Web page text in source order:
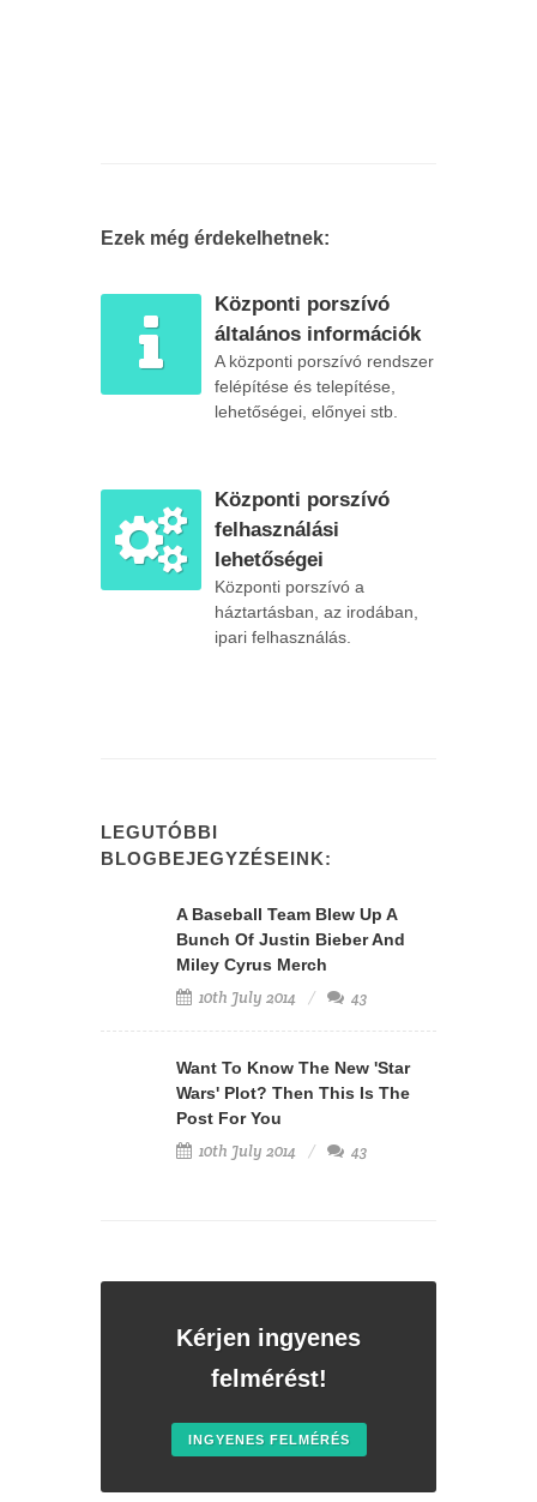
Ezek még érdekelhetnek:
Központi porszívó
általános információk
A központi porszívó rendszer
felépítése és telepítése,
lehetőségei, előnyei stb.
Központi porszívó
felhasználási
lehetőségei
Központi porszívó a
háztartásban, az irodában,
ipari felhasználás.
LEGUTÓBBI
BLOGBEJEGYZÉSEINK:
A Baseball Team Blew Up A
Bunch Of Justin Bieber And
Miley Cyrus Merch
10th July 2014 43
Want To Know The New 'Star
Wars' Plot? Then This Is The
Post For You
10th July 2014 43
Kérjen ingyenes
felmérést!
INGYENES FELMÉRÉS